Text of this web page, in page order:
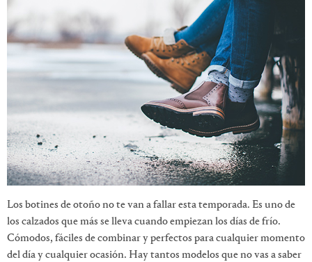
Los botines de otoño no te van a fallar esta temporada. Es uno de
los calzados que más se lleva cuando empiezan los días de frío.
Cómodos, fáciles de combinar y perfectos para cualquier momento
del día y cualquier ocasión. Hay tantos modelos que no vas a saber